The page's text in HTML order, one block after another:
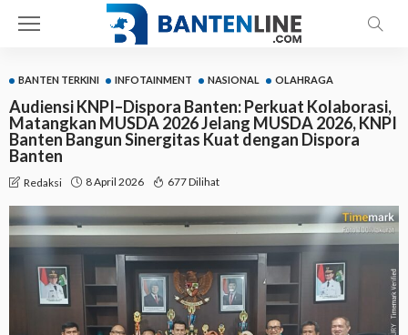
BANTEN TERKINI INFOTAINMENT NASIONAL OLAHRAGA
Audiensi KNPI–Dispora Banten: Perkuat Kolaborasi,
Matangkan MUSDA 2026 Jelang MUSDA 2026, KNPI
Banten Bangun Sinergitas Kuat dengan Dispora
Banten
Redaksi 8 April 2026 677 Dilihat